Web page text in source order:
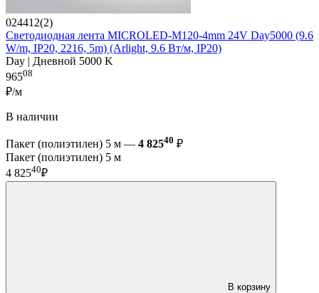
024412(2)
Светодиодная лента MICROLED-M120-4mm 24V Day5000 (9.6
W/m, IP20, 2216, 5m) (Arlight, 9.6 Вт/м, IP20)
Day | Дневной 5000 K
96508
₽/м
В наличии
Пакет (полиэтилен) 5 м — 4 82540 ₽
Пакет (полиэтилен) 5 м
4 82540₽
В корзину